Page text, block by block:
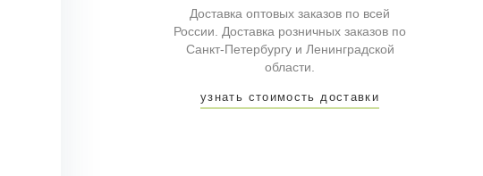
Доставка оптовых заказов по всей
России. Доставка розничных заказов по
Санкт-Петербургу и Ленинградской
области.
узнать стоимость доставки